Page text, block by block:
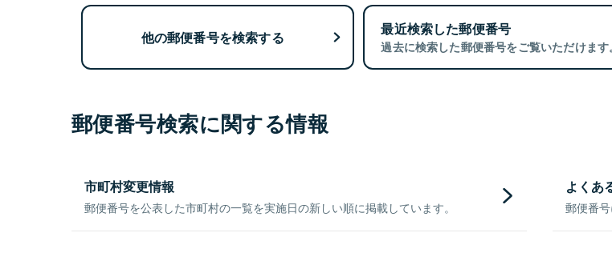
他の郵便番号を検索する 最近検索した郵便番号
過去に検索した郵便番号をご覧いただけます。
郵便番号検索に関する情報
市町村変更情報
郵便番号を公表した市町村の一覧を実施日の新しい順に掲載しています。
よくあ
郵便番